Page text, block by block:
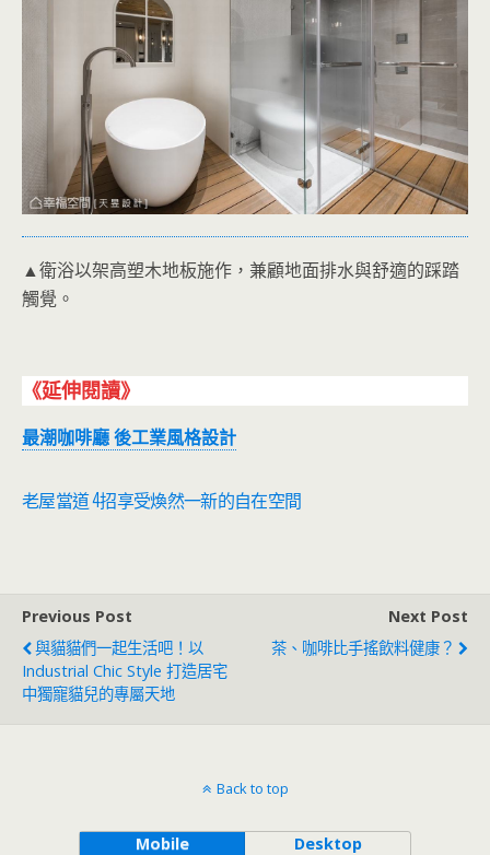
▲衛浴以架高塑木地板施作，兼顧地面排水與舒適的踩踏
觸覺。
《延伸閱讀》
最潮咖啡廳 後工業風格設計
老屋當道 4招享受煥然一新的自在空間
Previous Post
與貓貓們一起生活吧！以
Industrial Chic Style 打造居宅
中獨寵貓兒的專屬天地
Next Post
茶、咖啡比手搖飲料健康？
Back to top
Mobile Desktop